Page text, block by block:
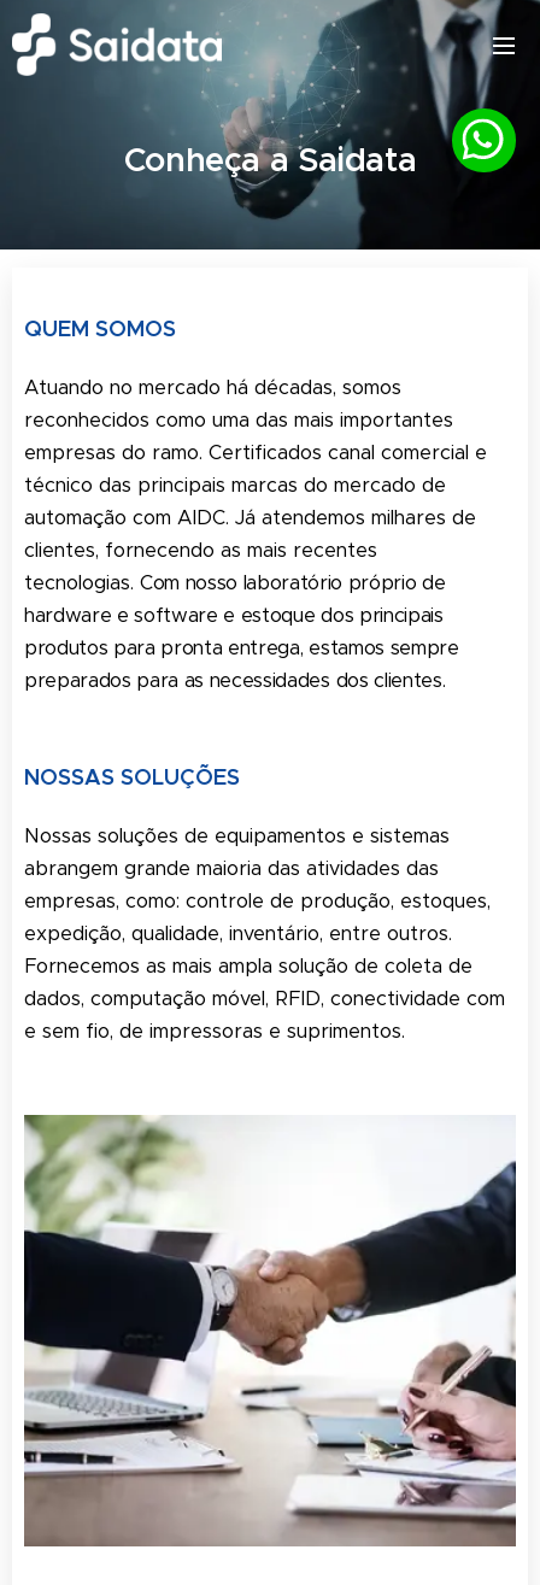
Conheça a Saidata
QUEM SOMOS
Atuando no mercado há décadas, somos
reconhecidos como uma das mais importantes
empresas do ramo. Certificados canal comercial e
técnico das principais marcas do mercado de
automação com AIDC. Já atendemos milhares de
clientes, fornecendo as mais recentes
tecnologias. Com nosso laboratório próprio de
hardware e software e estoque dos principais
produtos para pronta entrega, estamos sempre
preparados para as necessidades dos clientes.
NOSSAS SOLUÇÕES
Nossas soluções de equipamentos e sistemas
abrangem grande maioria das atividades das
empresas, como: controle de produção, estoques,
expedição, qualidade, inventário, entre outros.
Fornecemos as mais ampla solução de coleta de
dados, computação móvel, RFID, conectividade com
e sem fio, de impressoras e suprimentos.